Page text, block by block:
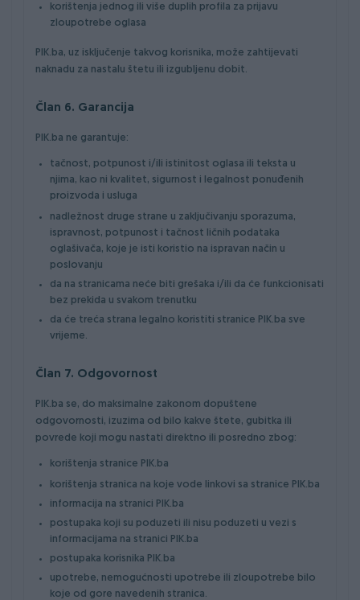
korištenja jednog ili više duplih profila za prijavu
zloupotrebe oglasa
PIK.ba, uz isključenje takvog korisnika, može zahtijevati
naknadu za nastalu štetu ili izgubljenu dobit.
Član 6. Garancija
PIK.ba ne garantuje:
tačnost, potpunost i/ili istinitost oglasa ili teksta u
njima, kao ni kvalitet, sigurnost i legalnost ponuđenih
proizvoda i usluga
nadležnost druge strane u zaključivanju sporazuma,
ispravnost, potpunost i tačnost ličnih podataka
oglašivača, koje je isti koristio na ispravan način u
poslovanju
da na stranicama neće biti grešaka i/ili da će funkcionisati
bez prekida u svakom trenutku
da će treća strana legalno koristiti stranice PIK.ba sve
vrijeme.
Član 7. Odgovornost
PIK.ba se, do maksimalne zakonom dopuštene
odgovornosti, izuzima od bilo kakve štete, gubitka ili
povrede koji mogu nastati direktno ili posredno zbog:
korištenja stranice PIK.ba
korištenja stranica na koje vode linkovi sa stranice PIK.ba
informacija na stranici PIK.ba
postupaka koji su poduzeti ili nisu poduzeti u vezi s
informacijama na stranici PIK.ba
postupaka korisnika PIK.ba
upotrebe, nemogućnosti upotrebe ili zloupotrebe bilo
koje od gore navedenih stranica.